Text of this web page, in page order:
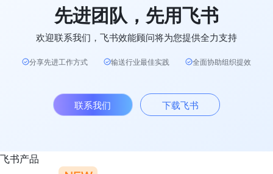
先进团队，先用飞书
欢迎联系我们，飞书效能顾问将为您提供全力支持
分享先进工作方式 输送行业最佳实践 全面协助组织提效
联系我们 下载飞书
飞书产品